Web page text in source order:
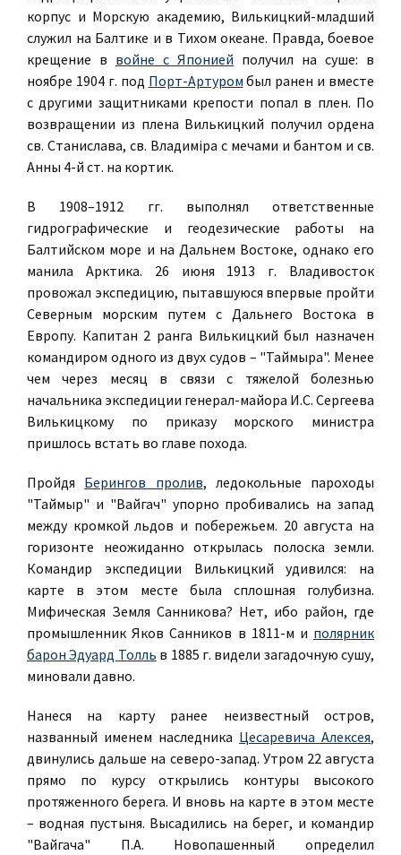
корпус и Морскую академию, Вилькицкий-младший
служил на Балтике и в Тихом океане. Правда, боевое
крещение в войне с Японией получил на суше: в
ноябре 1904 г. под Порт-Артуром был ранен и вместе
с другими защитниками крепости попал в плен. По
возвращении из плена Вилькицкий получил ордена
св. Станислава, св. Владимiра с мечами и бантом и св.
Анны 4-й ст. на кортик.
В 1908–1912 гг. выполнял ответственные
гидрографические и геодезические работы на
Балтийском море и на Дальнем Востоке, однако его
манила Арктика. 26 июня 1913 г. Владивосток
провожал экспедицию, пытавшуюся впервые пройти
Северным морским путем с Дальнего Востока в
Европу. Капитан 2 ранга Вилькицкий был назначен
командиром одного из двух судов – "Таймыра". Менее
чем через месяц в связи с тяжелой болезнью
начальника экспедиции генерал-майора И.С. Сергеева
Вилькицкому по приказу морского министра
пришлось встать во главе похода.
Пройдя Берингов пролив, ледокольные пароходы
"Таймыр" и "Вайгач" упорно пробивались на запад
между кромкой льдов и побережьем. 20 августа на
горизонте неожиданно открылась полоска земли.
Командир экспедиции Вилькицкий удивился: на
карте в этом месте была сплошная голубизна.
Мифическая Земля Санникова? Нет, ибо район, где
промышленник Яков Санников в 1811-м и полярник
барон Эдуард Толль в 1885 г. видели загадочную сушу,
миновали давно.
Нанеся на карту ранее неизвестный остров,
названный именем наследника Цесаревича Алексея,
двинулись дальше на северо-запад. Утром 22 августа
прямо по курсу открылись контуры высокого
протяженного берега. И вновь на карте в этом месте
– водная пустыня. Высадились на берег, и командир
"Вайгача" П.А. Новопашенный определил